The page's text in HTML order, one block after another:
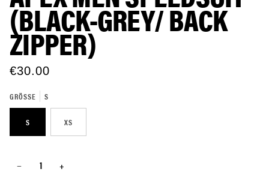
(BLACK-GREY/ BACK
ZIPPER)
€30.00
GRÖSSE S
S XS
− +